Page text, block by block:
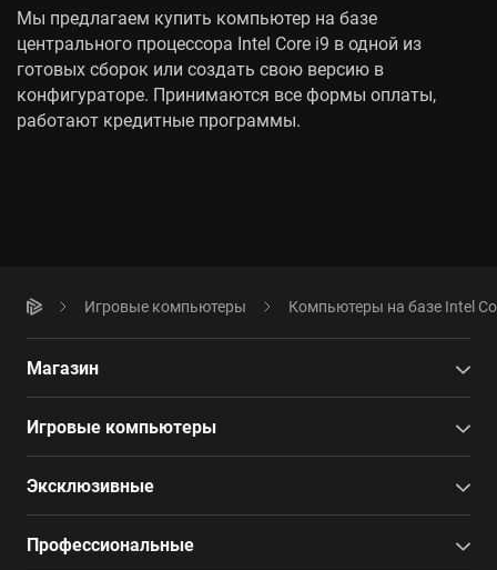
Мы предлагаем купить компьютер на базе
центрального процессора Intel Core i9 в одной из
готовых сборок или создать свою версию в
конфигураторе. Принимаются все формы оплаты,
работают кредитные программы.
Игровые компьютеры Компьютеры на базе Intel
Магазин
Игровые компьютеры
Эксклюзивные
Профессиональные